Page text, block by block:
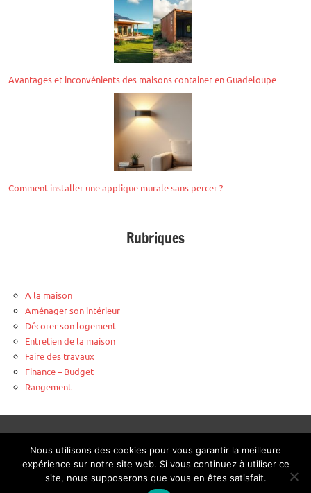
Avantages et inconvénients des maisons container en Guadeloupe
Comment installer une applique murale sans percer ?
Rubriques
A la maison
Aménager son intérieur
Décorer son logement
Entretien de la maison
Faire des travaux
Finance – Budget
Rangement
Verrière sur mesure
Listing publication
Nous utilisons des cookies pour vous garantir la meilleure
expérience sur notre site web. Si vous continuez à utiliser ce
site, nous supposerons que vous en êtes satisfait.